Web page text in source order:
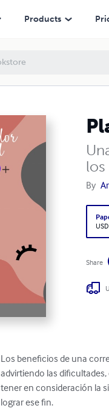
Products
los
By
Share
Los beneficios de una
advirtiendo las
tener en consideración la
lograr ese fin.